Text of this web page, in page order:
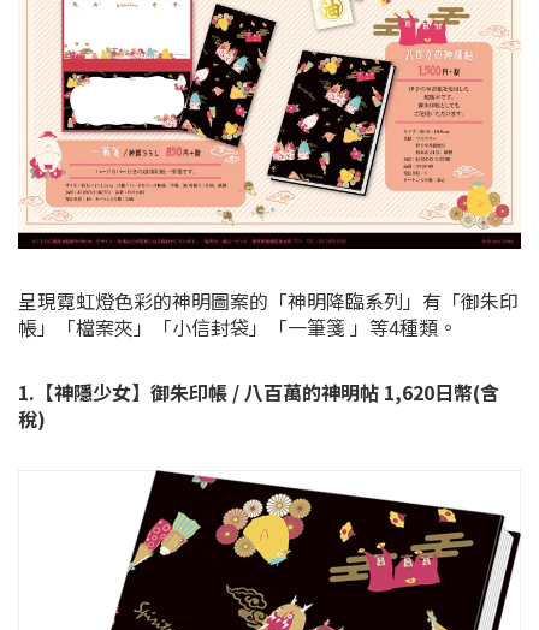
呈現霓虹燈色彩的神明圖案的「神明降臨系列」有「御朱印
帳」「檔案夾」「小信封袋」「一筆箋 」等4種類。
1.【神隱少女】御朱印帳 / 八百萬的神明帖 1,620日幣(含
稅)